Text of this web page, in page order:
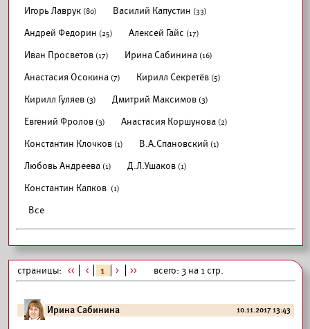
Игорь Лаврук (80) Василий Капустин (33)
Андрей Федорин (25) Алексей Гайс (17)
Иван Просветов (17) Ирина Сабинина (16)
Анастасия Осокина (7) Кирилл Секретёв (5)
Кирилл Гуляев (3) Дмитрий Максимов (3)
Евгений Фролов (3) Анастасия Коршунова (2)
Константин Клочков (1) В.А.Спановский (1)
Любовь Андреева (1) Д.Л.Ушаков (1)
Константин Капков (1)
Все
страницы: << < 1 > >> всего: 3 на 1 стр.
Ирина Сабинина 10.11.2017 13:43